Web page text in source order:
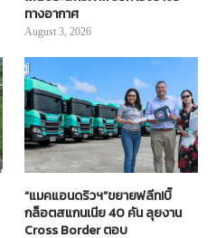
ทางอากาศ
August 3, 2026
“แมคแอนดริวฯ”ขยายฟลีท!บิ๊
กล็อตสแกนเนีย 40 คัน ลุยงาน
Cross Border ตอบ